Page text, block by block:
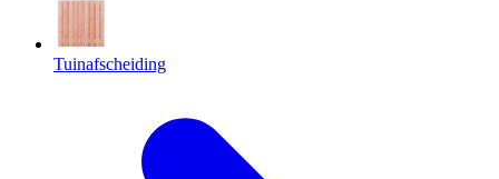
Tuinafscheiding